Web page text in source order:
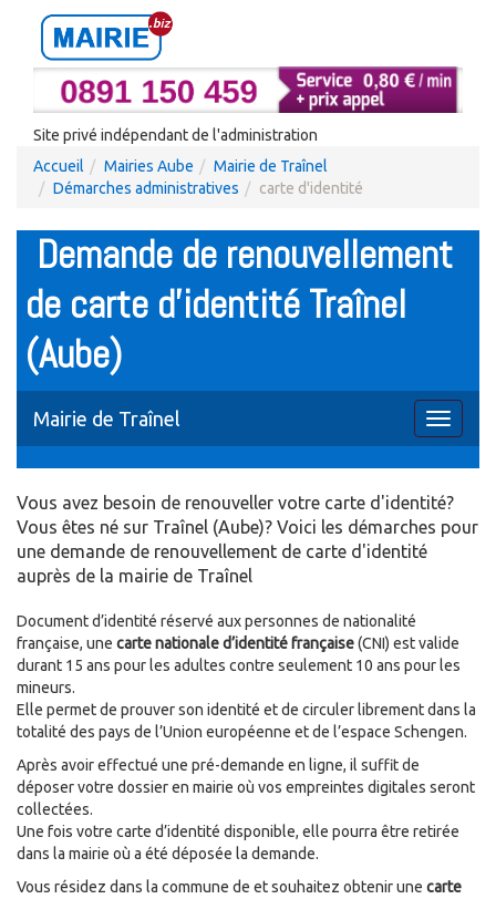
Site privé indépendant de l'administration
Accueil
Mairies Aube
Mairie de Traînel
Démarches administratives
carte d'identité
Demande de renouvellement
de carte d'identité Traînel
(Aube)
Toggle
Mairie de Traînel
Vous avez besoin de renouveller votre carte d'identité?
Vous êtes né sur Traînel (Aube)? Voici les démarches pour
une demande de renouvellement de carte d'identité
auprès de la mairie de Traînel
Document d’identité réservé aux personnes de nationalité
française, une carte nationale d’identité française(CNI) est valide
durant 15 ans pour les adultes contre seulement 10 ans pour les
mineurs.
Elle permet de prouver son identité et de circuler librement dans la
totalité des pays de l’Union européenne et de l’espace Schengen.
Après avoir effectué une pré-demande en ligne, il suffit de
déposer votre dossier en mairie où vos empreintes digitales seront
collectées.
Une fois votre carte d’identité disponible, elle pourra être retirée
dans la mairie où a été déposée la demande.
Vous résidez dans la commune de et souhaitez obtenir une carte